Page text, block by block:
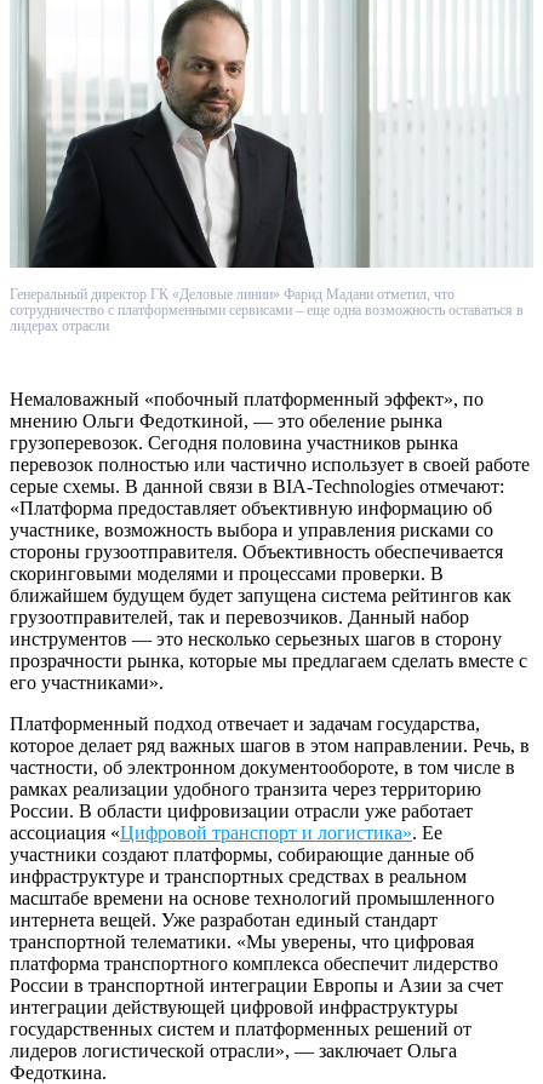
Генеральный директор ГК «Деловые линии» Фарид Мадани отметил, что
сотрудничество с платформенными сервисами – еще одна возможность оставаться в
лидерах отрасли
Немаловажный «побочный платформенный эффект», по
мнению Ольги Федоткиной, — это обеление рынка
грузоперевозок. Сегодня половина участников рынка
перевозок полностью или частично использует в своей работе
серые схемы. В данной связи в BIA-Technologies отмечают:
«Платформа предоставляет объективную информацию об
участнике, возможность выбора и управления рисками со
стороны грузоотправителя. Объективность обеспечивается
скоринговыми моделями и процессами проверки. В
ближайшем будущем будет запущена система рейтингов как
грузоотправителей, так и перевозчиков. Данный набор
инструментов — это несколько серьезных шагов в сторону
прозрачности рынка, которые мы предлагаем сделать вместе с
его участниками».
Платформенный подход отвечает и задачам государства,
которое делает ряд важных шагов в этом направлении. Речь, в
частности, об электронном документообороте, в том числе в
рамках реализации удобного транзита через территорию
России. В области цифровизации отрасли уже работает
ассоциация «Цифровой транспорт и логистика». Ее
участники создают платформы, собирающие данные об
инфраструктуре и транспортных средствах в реальном
масштабе времени на основе технологий промышленного
интернета вещей. Уже разработан единый стандарт
транспортной телематики. «Мы уверены, что цифровая
платформа транспортного комплекса обеспечит лидерство
России в транспортной интеграции Европы и Азии за счет
интеграции действующей цифровой инфраструктуры
государственных систем и платформенных решений от
лидеров логистической отрасли», — заключает Ольга
Федоткина.